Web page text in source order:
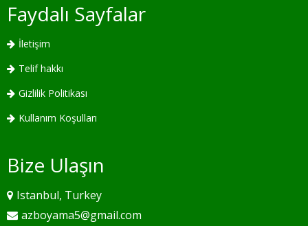
Faydalı Sayfalar
İletişim
Telif hakkı
Gizlilik Politikası
Kullanım Koşulları
Bize Ulaşın
Istanbul, Turkey
azboyama5@gmail.com